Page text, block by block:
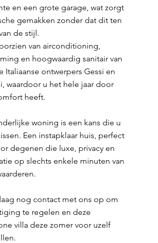
en een grote garage, wat zorgt
gemakken zonder dat dit ten
de stijl.
van airconditioning,
en hoogwaardig sanitair van
Italiaanse ontwerpers Gessi en
waardoor u het hele jaar door
heeft.
woning is een kans die u
Een instapklaar huis, perfect
degenen die luxe, privacy en
op slechts enkele minuten van
nog contact met ons op om
te regelen en deze
villa deze zomer voor uzelf